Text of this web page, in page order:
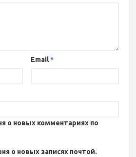
Email*
о новых комментариях по
о новых записях почтой.